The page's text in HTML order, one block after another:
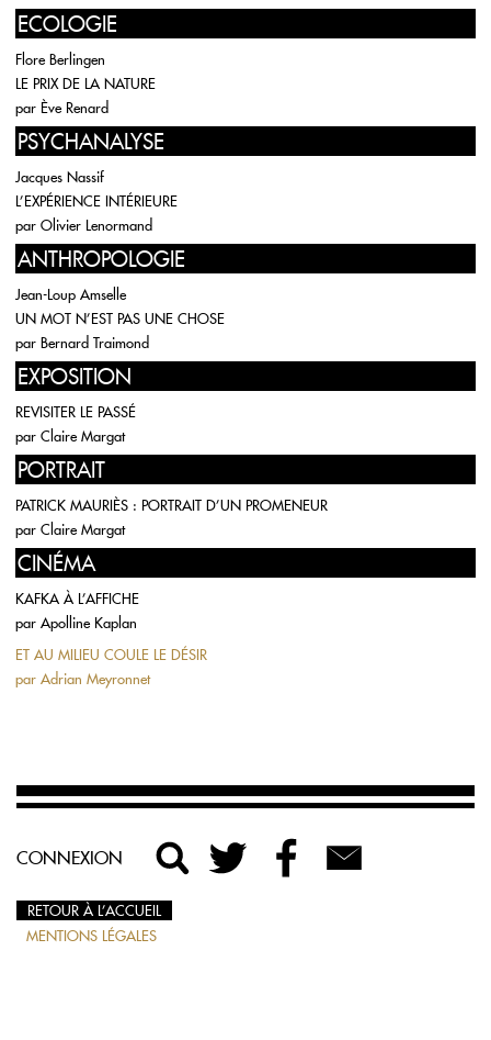
ECOLOGIE
Flore Berlingen
LE PRIX DE LA NATURE
par Ève Renard
PSYCHANALYSE
Jacques Nassif
L’EXPÉRIENCE INTÉRIEURE
par Olivier Lenormand
ANTHROPOLOGIE
Jean-Loup Amselle
UN MOT N’EST PAS UNE CHOSE
par Bernard Traimond
EXPOSITION
REVISITER LE PASSÉ
par Claire Margat
PORTRAIT
PATRICK MAURIÈS : PORTRAIT D’UN PROMENEUR
par Claire Margat
CINÉMA
KAFKA À L’AFFICHE
par Apolline Kaplan
ET AU MILIEU COULE LE DÉSIR
par Adrian Meyronnet
CONNEXION
RETOUR À L’ACCUEIL
MENTIONS LÉGALES